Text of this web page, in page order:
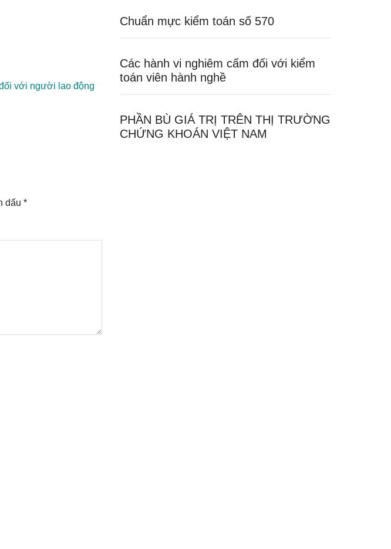
với người lao động
dấu *
Chuẩn mực kiểm toán số 570
Các hành vi nghiêm cấm đối với kiểm
toán viên hành nghề
PHẦN BÙ GIÁ TRỊ TRÊN THỊ TRƯỜNG
CHỨNG KHOÁN VIỆT NAM